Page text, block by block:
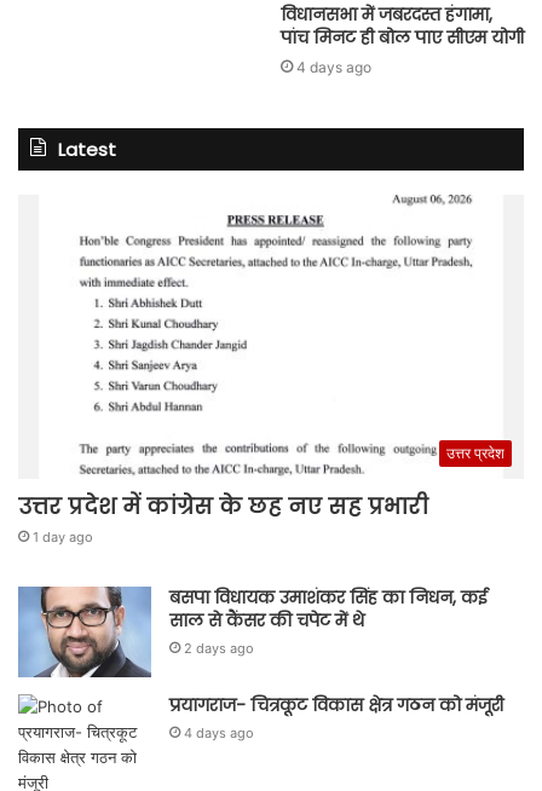
विधानसभा में जबरदस्त हंगामा,
पांच मिनट ही बोल पाए सीएम योगी
4 days ago
Latest
उत्तर प्रदेश
उत्तर प्रदेश में कांग्रेस के छह नए सह प्रभारी
1 day ago
बसपा विधायक उमाशंकर सिंह का निधन, कई
साल से कैंसर की चपेट में थे
2 days ago
प्रयागराज- चित्रकूट विकास क्षेत्र गठन को मंजूरी
4 days ago